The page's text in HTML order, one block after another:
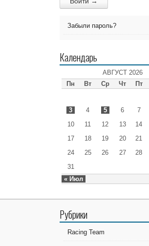
Забыли пароль?
Календарь
АВГУСТ 2026
Пн
Вт Ср Чт Пт
« Июл
3
4 5 6 7
10
11 12 13 14
17
18 19 20 21
24
25 26 27 28
31
Рубрики
Racing Team